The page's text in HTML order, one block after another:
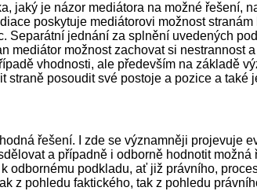
jaký je názor mediátora na možné řešení,
poskytuje mediátorovi možnost
jednání za splnění uvedených
mediátor možnost zachovat si nestrannost
vhodnosti, ale především na základě
posoudit své postoje a pozice a
řešení. I zde se významněji projevuje
a případně i odborně hodnotit
odbornému podkladu, ať již právního,
z pohledu faktického, tak z pohledu